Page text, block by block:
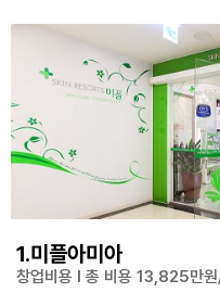
1.미플아미아
창업비용 l 총 비용 13,825만